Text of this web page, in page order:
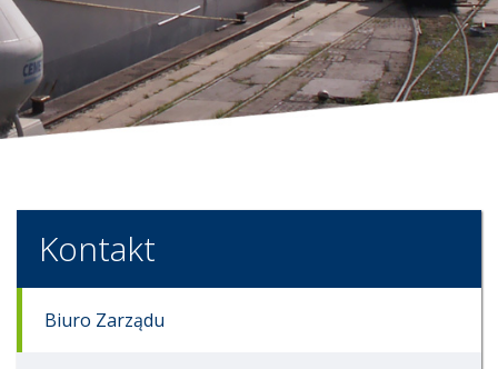
Kontakt
Biuro Zarządu